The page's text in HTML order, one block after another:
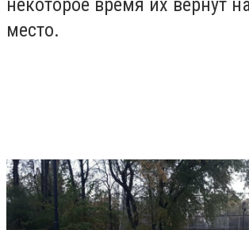
некоторое время их вернут
место.